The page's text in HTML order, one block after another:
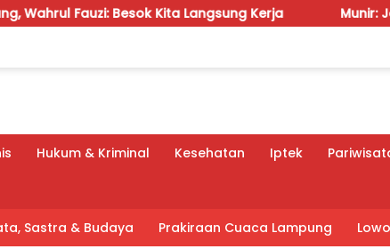
Kita Langsung Kerja Munir: Jangan Dalih
Hukum & Kriminal Kesehatan Iptek
Sastra & Budaya Prakiraan Cuaca Lampung